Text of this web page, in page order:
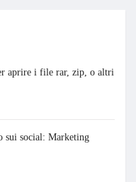
aprire i file rar, zip, o altri
sui social: Marketing